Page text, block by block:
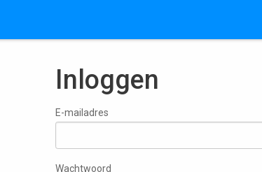
Inloggen
E-mailadres
Wachtwoord